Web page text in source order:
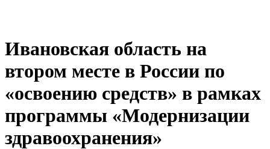
Ивановская область на
втором месте в России по
«освоению средств» в рамках
программы «Модернизации
здравоохранения»